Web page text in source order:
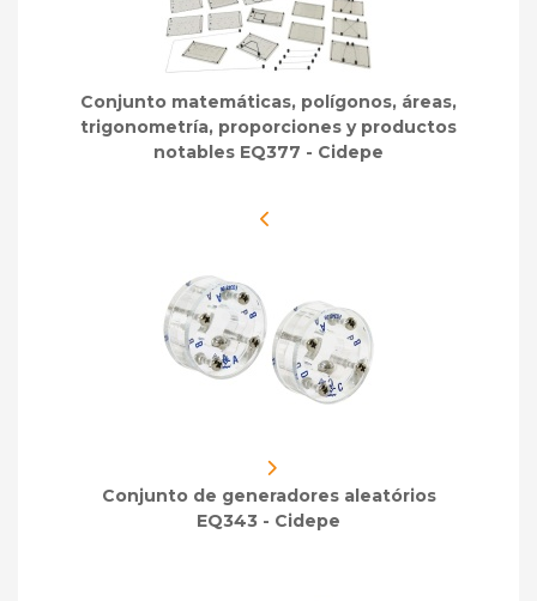
Conjunto matemáticas, polígonos, áreas,
trigonometría, proporciones y productos
notables EQ377 - Cidepe
Conjunto de generadores aleatórios
EQ343 - Cidepe